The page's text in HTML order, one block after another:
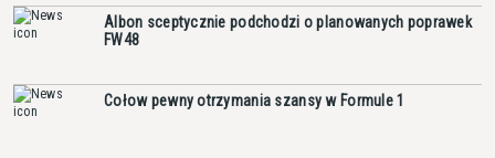
Albon sceptycznie podchodzi o planowanych poprawek
FW48
Cołow pewny otrzymania szansy w Formule 1